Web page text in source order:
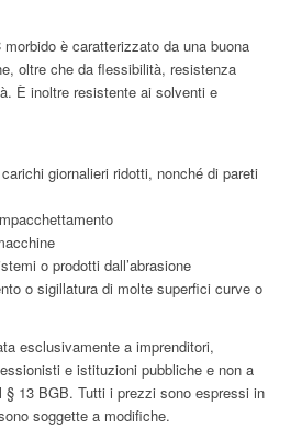
è caratterizzato da una buona
oltre che da flessibilità, resistenza
È inoltre resistente ai solventi e
giornalieri ridotti, nonché di pareti
o prodotti dall’abrasione
o sigillatura di molte superfici curve o
esclusivamente a imprenditori,
e istituzioni pubbliche e non a
13 BGB. Tutti i prezzi sono espressi in
soggette a modifiche.